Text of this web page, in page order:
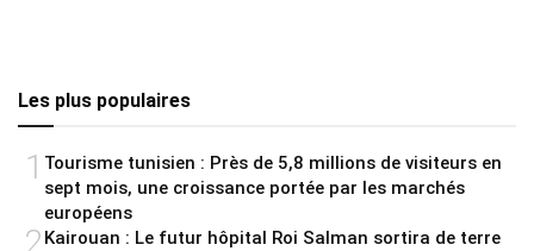
Les plus populaires
1 Tourisme tunisien : Près de 5,8 millions de visiteurs en
sept mois, une croissance portée par les marchés
européens
2Kairouan : Le futur hôpital Roi Salman sortira de terre